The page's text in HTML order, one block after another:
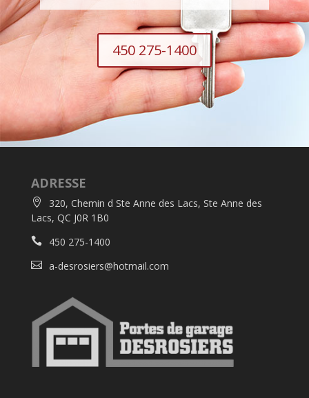
450 275-1400
ADRESSE

320, Chemin d Ste Anne des Lacs, Ste Anne des
Lacs, QC J0R 1B0
 450 275-1400
 a-desrosiers@hotmail.com